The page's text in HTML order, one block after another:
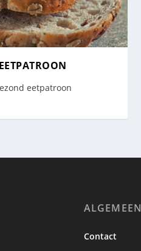
eetpatroon
ALGEMEEN
Contact